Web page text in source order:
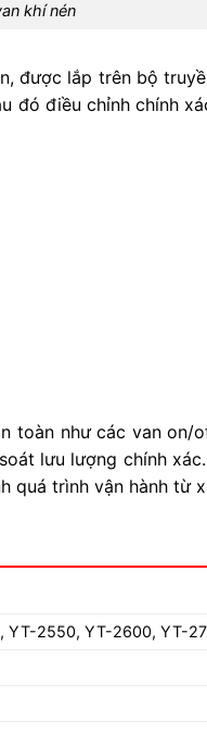
khí nén
được lắp trên bộ
đó điều chỉnh chính
toàn như các van
lưu lượng chính
quá trình vận hành từ
YT-2550, YT-2600, YT-